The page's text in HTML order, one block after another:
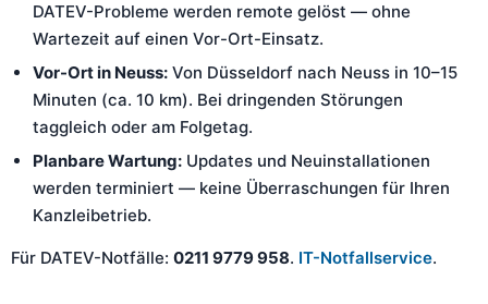
DATEV-Probleme werden remote gelöst — ohne
Wartezeit auf einen Vor-Ort-Einsatz.
Vor-Ort in Neuss: Von Düsseldorf nach Neuss in 10–15
Minuten (ca. 10 km). Bei dringenden Störungen
taggleich oder am Folgetag.
Planbare Wartung: Updates und Neuinstallationen
werden terminiert — keine Überraschungen für Ihren
Kanzleibetrieb.
Für DATEV-Notfälle: 0211 9779 958. IT-Notfallservice.